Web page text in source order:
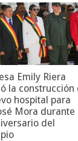
Emily Riera
la construcción
hospital para
Mora durante
del